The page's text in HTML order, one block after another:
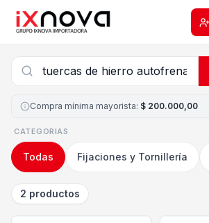
Compra mínima mayorista: $ 200.000,00
CATEGORIAS
Todas Fijaciones y Tornillería
2 productos